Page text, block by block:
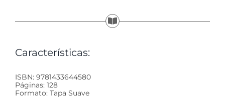
Características:
ISBN: 9781433644580
Páginas: 128
Formato: Tapa Suave